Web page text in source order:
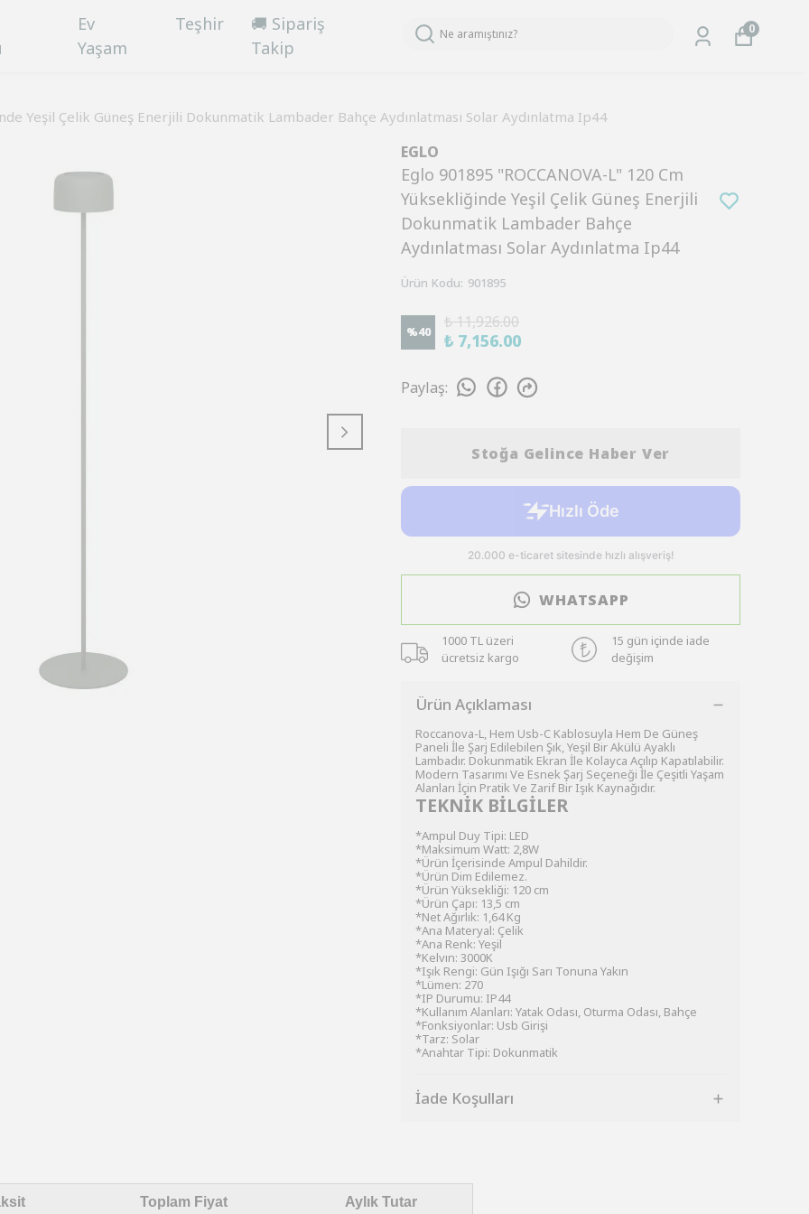
Ev
Yaşam
Teşhir
🚚 Sipariş
Takip
0
Yeşil Çelik Güneş Enerjili Dokunmatik Lambader Bahçe Aydınlatması Solar Aydınlatma Ip44
EGLO
Eglo 901895 "ROCCANOVA-L" 120 Cm
Yüksekliğinde Yeşil Çelik Güneş Enerjili
Dokunmatik Lambader Bahçe
Aydınlatması Solar Aydınlatma Ip44
Ürün Kodu: 901895
%40
₺ 11,926.00
₺ 7,156.00
Paylaş:
Stoğa Gelince Haber Ver
WHATSAPP
1000 TL üzeri
ücretsiz kargo
15 gün içinde iade
değişim
Ürün Açıklaması
Roccanova-L, Hem Usb-C Kablosuyla Hem De Güneş
Paneli İle Şarj Edilebilen Şık, Yeşil Bir Akülü Ayaklı
Lambadır. Dokunmatik Ekran İle Kolayca Açılıp Kapatılabilir.
Modern Tasarımı Ve Esnek Şarj Seçeneği İle Çeşitli Yaşam
Alanları İçin Pratik Ve Zarif Bir Işık Kaynağıdır.
TEKNİK BİLGİLER
*Ampul Duy Tipi: LED
*Maksimum Watt: 2,8W
*Ürün İçerisinde Ampul Dahildir.
*Ürün Dim Edilemez.
*Ürün Yüksekliği: 120 cm
*Ürün Çapı: 13,5 cm
*Net Ağırlık: 1,64 Kg
*Ana Materyal: Çelik
*Ana Renk: Yeşil
*Kelvın: 3000K
*Işık Rengi: Gün Işığı Sarı Tonuna Yakın
*Lümen: 270
*IP Durumu: IP44
*Kullanım Alanları: Yatak Odası, Oturma Odası, Bahçe
*Fonksiyonlar: Usb Girişi
*Tarz: Solar
*Anahtar Tipi: Dokunmatik
İade Koşulları
Toplam Fiyat Aylık Tutar